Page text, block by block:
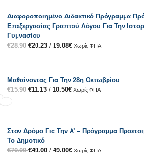
Διαφοροποιημένο Διδακτικό Πρόγραμμα
Επεξεργασίας Γραπτού Λόγου Για Την
Γυμνασίου
€28.90€20.23 / 19.08€ Χωρίς ΦΠΑ
Μαθαίνοντας Για Την 28η Οκτωβρίου
€15.90€11.13 / 10.50€ Χωρίς ΦΠΑ
Στον Δρόμο Για Την Α’ – Πρόγραμμα
Το Δημοτικό
€70.00€49.00 / 49.00€ Χωρίς ΦΠΑ